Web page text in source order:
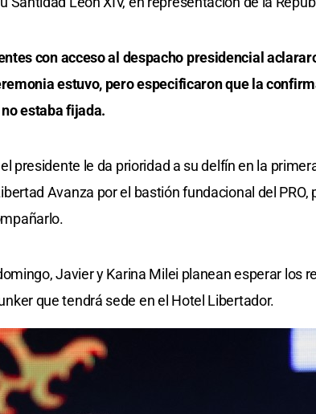
con acceso al despacho presidencial
estuvo, pero especificaron que la
estaba fijada.
presidente le da prioridad a su delfín en la
Avanza por el bastión fundacional del PRO,
Javier y Karina Milei planean esperar los
que tendrá sede en el Hotel Libertador.